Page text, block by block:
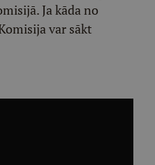
Ja kāda no
var sākt